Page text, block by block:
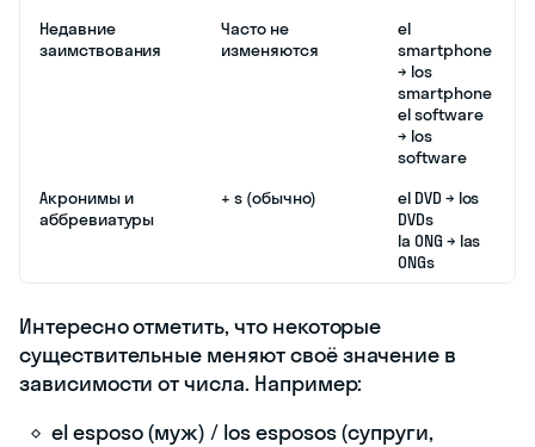
Недавние
заимствования
Часто не
изменяются
el
smartphone
→ los
smartphone
el software
→ los
software
Акронимы и
аббревиатуры
+ s (обычно)
el DVD → los
DVDs
la ONG → las
ONGs
Интересно отметить, что некоторые
существительные меняют своё значение в
зависимости от числа. Например:
el esposo (муж) / los esposos (супруги,